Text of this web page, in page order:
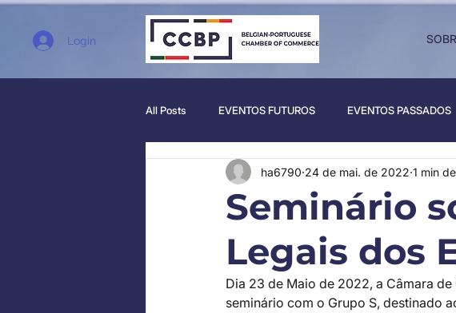
Login
All Posts EVENTOS FUTUROS EVENTOS PASSADOS
Seminário
Legais dos
ha6790 24 de mai. de 2022 1 min
Dia 23 de Maio de 2022, a Câmara
seminário com o Grupo S, destinado